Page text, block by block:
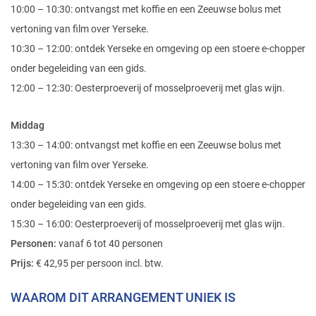
WAAROM DIT ARRANGEMENT UNIEK IS
✔ Je ontdekt Yerseke op een stoere e-chopper
✔ Inclusief lokale gids die je meeneemt langs havens, oesterputten
en verborgen plekjes
✔ Ontvangst met koffie, Zeeuwse bolus en introductiefilm over
Yerseke
✔ Een complete Yerseke-beleving in slechts 2,5 uur
Er is zoveel mogelijk, vertel ons uw wensen, stuur een
+31(0)113-750711
RESERVEREN / BOEKEN